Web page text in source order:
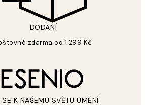
DODÁNÍ
zdarma od 1 299 Kč
SE K NAŠEMU SVĚTU UMĚNÍ